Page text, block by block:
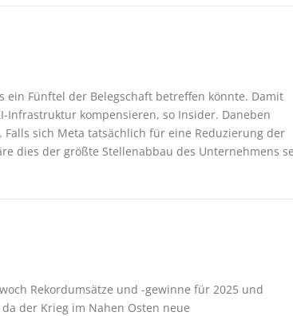
Fünftel der Belegschaft betreffen könnte. Damit
kompensieren, so Insider. Daneben
sich Meta tatsächlich für eine Reduzierung der
dies der größte Stellenabbau ⁠des Unternehmens
Rekordumsätze und -gewinne für 2025 und
der Krieg im Nahen Osten neue